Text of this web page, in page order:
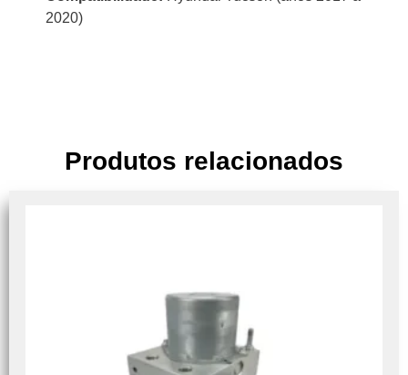
2020)
Produtos relacionados